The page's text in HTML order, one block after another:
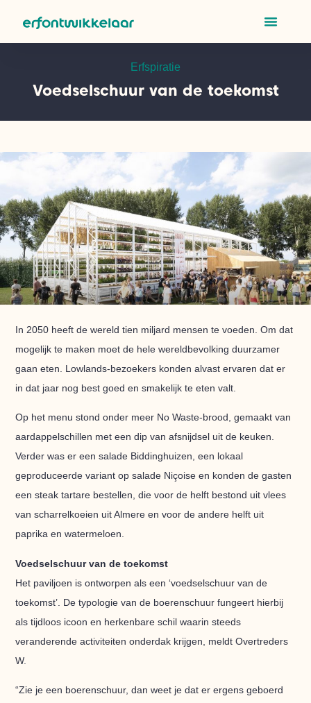
Erfspiratie
Voedselschuur van de toekomst
In 2050 heeft de wereld tien miljard mensen te voeden. Om dat
mogelijk te maken moet de hele wereldbevolking duurzamer
gaan eten. Lowlands-bezoekers konden alvast ervaren dat er
in dat jaar nog best goed en smakelijk te eten valt.
Op het menu stond onder meer No Waste-brood, gemaakt van
aardappelschillen met een dip van afsnijdsel uit de keuken.
Verder was er een salade Biddinghuizen, een lokaal
geproduceerde variant op salade Niçoise en konden de gasten
een steak tartare bestellen, die voor de helft bestond uit vlees
van scharrelkoeien uit Almere en voor de andere helft uit
paprika en watermeloen.
Voedselschuur van de toekomst
Het paviljoen is ontworpen als een ‘voedselschuur van de
toekomst’. De typologie van de boerenschuur fungeert hierbij
als tijdloos icoon en herkenbare schil waarin steeds
veranderende activiteiten onderdak krijgen, meldt Overtreders
W.
“Zie je een boerenschuur, dan weet je dat er ergens geboerd